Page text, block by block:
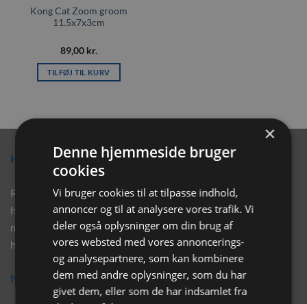
Kong Cat Zoom groom
11.5x7x3cm
89,00 kr.
TILFØJ TIL KURV
Hvorfor vælge Rabbitpet?
Rabbitpet sælger ikke kun kvalitetsprodukter såsom, foder,
hø, aktivering, strøelse mm. til vores kunder. Vi hjælper også
med rådgivning, så tøv ikke med at skrive eller ring til os for
hjælp..
Nyhedsbrev
×
Denne hjemmeside bruger
cookies
Vi bruger cookies til at tilpasse indhold,
annoncer og til at analysere vores trafik. Vi
deler også oplysninger om din brug af
vores websted med vores annoncerings-
og analysepartnere, som kan kombinere
dem med andre oplysninger, som du har
givet dem, eller som de har indsamlet fra